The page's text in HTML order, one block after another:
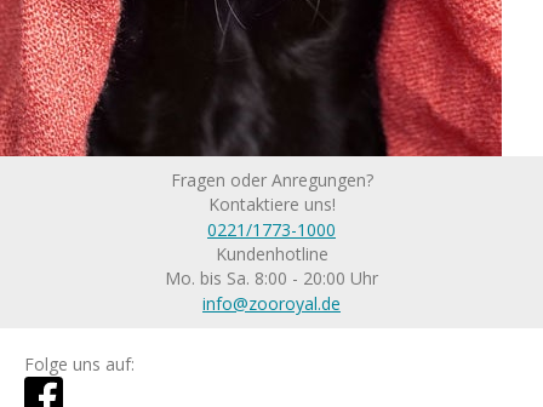
Fragen oder Anregungen?
Kontaktiere uns!
0221/1773-1000
Kundenhotline
Mo. bis Sa. 8:00 - 20:00 Uhr
info@zooroyal.de
Folge uns auf: